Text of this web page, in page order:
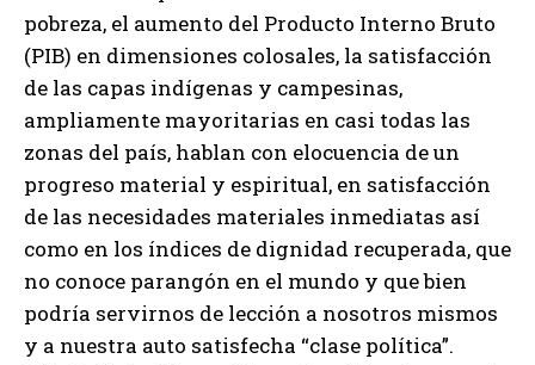
pobreza, el aumento del Producto Interno Bruto
(PIB) en dimensiones colosales, la satisfacción
de las capas indígenas y campesinas,
ampliamente mayoritarias en casi todas las
zonas del país, hablan con elocuencia de un
progreso material y espiritual, en satisfacción
de las necesidades materiales inmediatas así
como en los índices de dignidad recuperada, que
no conoce parangón en el mundo y que bien
podría servirnos de lección a nosotros mismos
y a nuestra auto satisfecha “clase política”.